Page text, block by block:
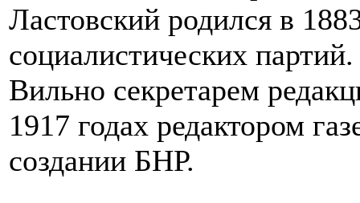
Ластовский родился в
социалистических
Вильно секретарем
1917 годах редактором
создании БНР.